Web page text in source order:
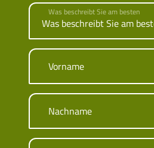
Was beschreibt Sie am besten
Vorname
Nachname